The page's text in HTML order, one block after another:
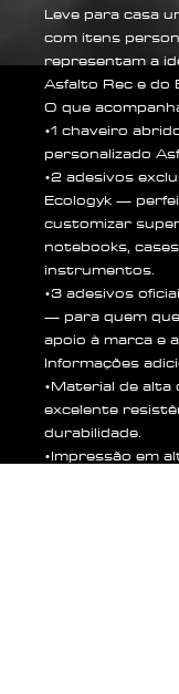
Leve para casa
com itens
representam a
Asfalto Rec e do
O que
•1 chaveiro
personalizado
•2 adesivos
Ecologyk —
customizar
notebooks,
instrumentos.
•3 adesivos
— para quem
apoio à marca e
Informações
•Material de alta
excelente
durabilidade.
•Impressão em